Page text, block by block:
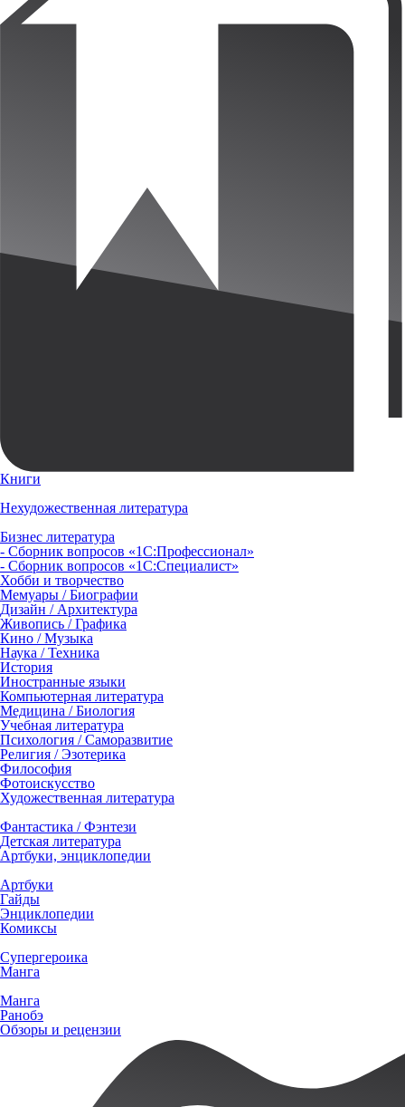
Книги
Нехудожественная литература
Бизнес литература
- Сборник вопросов «1С:Профессионал»
- Сборник вопросов «1С:Специалист»
Хобби и творчество
Мемуары / Биографии
Дизайн / Архитектура
Живопись / Графика
Кино / Музыка
Наука / Техника
История
Иностранные языки
Компьютерная литература
Медицина / Биология
Учебная литература
Психология / Саморазвитие
Религия / Эзотерика
Философия
Фотоискусство
Художественная литература
Фантастика / Фэнтези
Детская литература
Артбуки, энциклопедии
Артбуки
Гайды
Энциклопедии
Комиксы
Супергероика
Манга
Манга
Ранобэ
Обзоры и рецензии